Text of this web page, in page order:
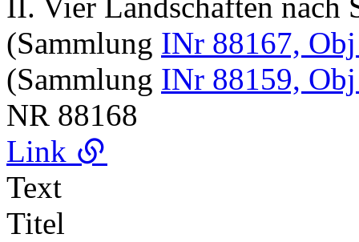
(Sammlung INr 88167,
(Sammlung INr 88159,
NR 88168
Link
Text
Titel